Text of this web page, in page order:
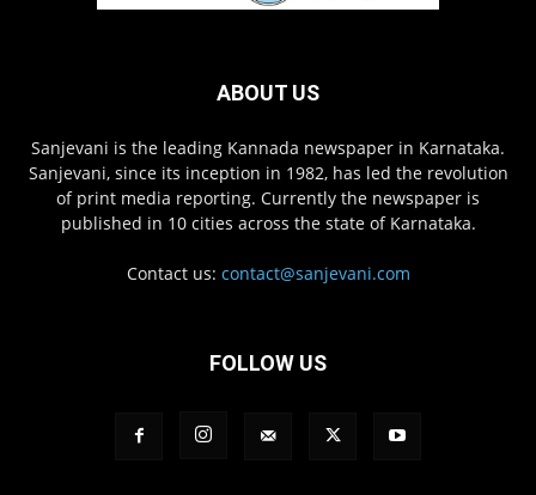
ABOUT US
Sanjevani is the leading Kannada newspaper in Karnataka.
Sanjevani, since its inception in 1982, has led the revolution
of print media reporting. Currently the newspaper is
published in 10 cities across the state of Karnataka.
Contact us: contact@sanjevani.com
FOLLOW US